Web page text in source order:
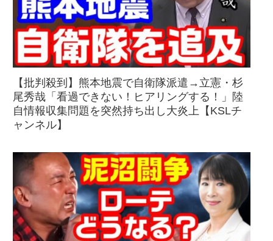
【批判殺到】熊本地震で自衛隊派遣→立憲・杉
尾秀哉「看過できない！ヒアリングする！」陸
自情報収集問題を突然持ち出し大炎上【KSLチ
ャンネル】